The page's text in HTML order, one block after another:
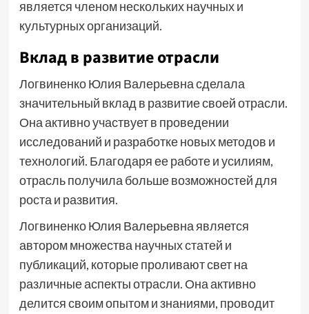
является членом нескольких научных и
культурных организаций.
Вклад в развитие отрасли
Логвиненко Юлия Валерьевна сделала
значительный вклад в развитие своей отрасли.
Она активно участвует в проведении
исследований и разработке новых методов и
технологий. Благодаря ее работе и усилиям,
отрасль получила больше возможностей для
роста и развития.
Логвиненко Юлия Валерьевна является
автором множества научных статей и
публикаций, которые проливают свет на
различные аспекты отрасли. Она активно
делится своим опытом и знаниями, проводит